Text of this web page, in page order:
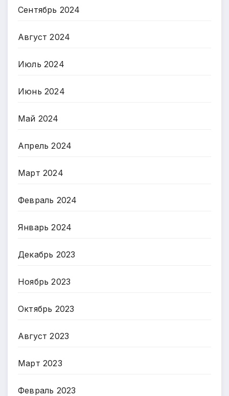
Сентябрь 2024
Август 2024
Июль 2024
Июнь 2024
Май 2024
Апрель 2024
Март 2024
Февраль 2024
Январь 2024
Декабрь 2023
Ноябрь 2023
Октябрь 2023
Август 2023
Март 2023
Февраль 2023